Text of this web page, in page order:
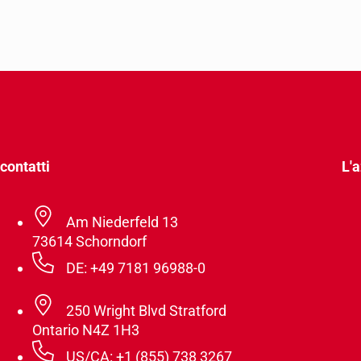
contatti
Am Niederfeld 13
73614 Schorndorf
DE: +49 7181 96988-0
250 Wright Blvd Stratford
Ontario N4Z 1H3
US/CA: +1 (855) 738 3267